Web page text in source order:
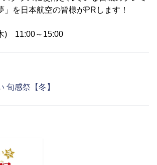
」を日本航空の皆様がPRします！
) 11:00～15:00
旬感祭【冬】